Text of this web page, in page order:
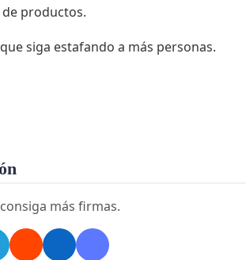
productos.
siga estafando a más personas.
más firmas.